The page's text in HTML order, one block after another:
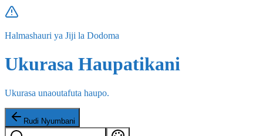
Halmashauri ya Jiji la Dodoma
Ukurasa Haupatikani
Ukurasa unaoutafuta haupo.
Rudi Nyumbani